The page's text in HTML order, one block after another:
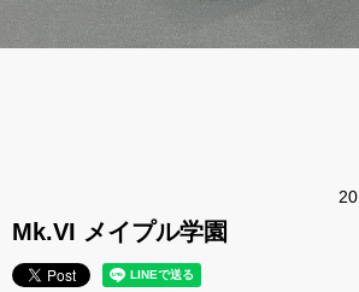
Mk.VI メイプル学園